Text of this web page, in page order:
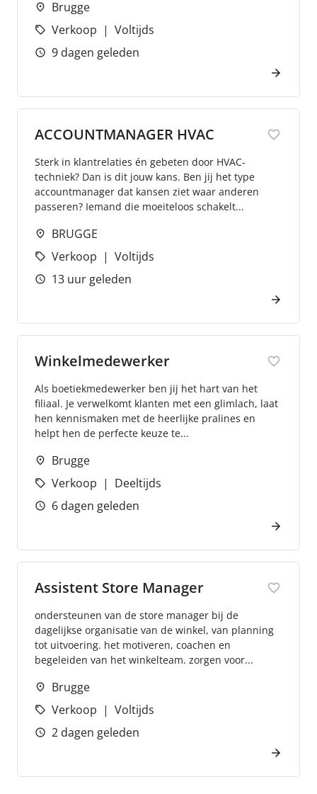
Brugge
Verkoop
Voltijds
9 dagen geleden
ACCOUNTMANAGER HVAC
Sterk in klantrelaties én gebeten door HVAC-
techniek? Dan is dit jouw kans. Ben jij het type
accountmanager dat kansen ziet waar anderen
passeren? Iemand die moeiteloos schakelt...
BRUGGE
Verkoop
Voltijds
13 uur geleden
Winkelmedewerker
Als boetiekmedewerker ben jij het hart van het
filiaal. Je verwelkomt klanten met een glimlach, laat
hen kennismaken met de heerlijke pralines en
helpt hen de perfecte keuze te...
Brugge
Verkoop
Deeltijds
6 dagen geleden
Assistent Store Manager
ondersteunen van de store manager bij de
dagelijkse organisatie van de winkel, van planning
tot uitvoering. het motiveren, coachen en
begeleiden van het winkelteam. zorgen voor...
Brugge
Verkoop
Voltijds
2 dagen geleden